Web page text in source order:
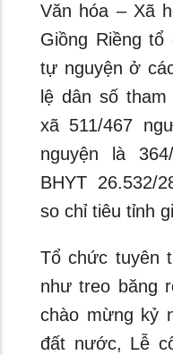
Văn hóa – Xã
Giồng Riềng tổ
tự nguyện ở
lệ dân số
xã 511/467
nguyện là
BHYT 26.532/
so chỉ tiêu tỉnh
Tổ chức tuyên
như treo băng
chào mừng kỷ
đất nước, Lễ